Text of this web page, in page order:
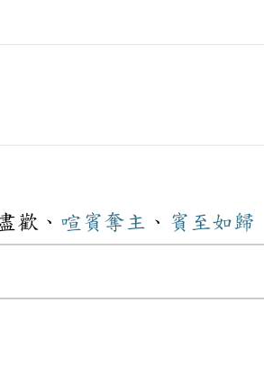
歡、 喧賓奪主 、 賓至如歸